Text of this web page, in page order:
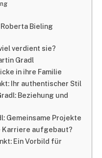
Bieling
verdient sie?
Gradl
in ihre Familie
Ihr authentischer Stil
Beziehung und
Gemeinsame Projekte
Karriere aufgebaut?
Ein Vorbild für